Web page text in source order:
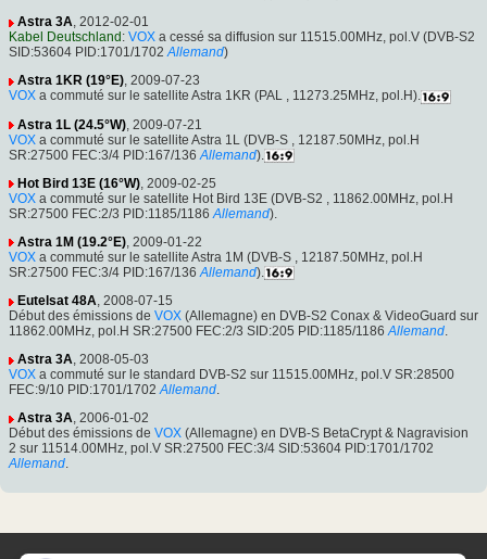
Astra 3A, 2012-02-01
Kabel Deutschland : VOX a cessé sa diffusion sur 11515.00MHz, pol.V (DVB-S2
SID:53604 PID:1701/1702 Allemand)
Astra 1KR (19°E), 2009-07-23
VOX a commuté sur le satellite Astra 1KR (PAL , 11273.25MHz, pol.H).
Astra 1L (24.5°W) , 2009-07-21
VOX a commuté sur le satellite Astra 1L (DVB-S , 12187.50MHz, pol.H
SR:27500 FEC:3/4 PID:167/136 Allemand).
Hot Bird 13E (16°W), 2009-02-25
VOX a commuté sur le satellite Hot Bird 13E (DVB-S2 , 11862.00MHz, pol.H
SR:27500 FEC:2/3 PID:1185/1186 Allemand).
Astra 1M (19.2°E), 2009-01-22
VOX a commuté sur le satellite Astra 1M (DVB-S , 12187.50MHz, pol.H
SR:27500 FEC:3/4 PID:167/136 Allemand).
Eutelsat 48A, 2008-07-15
Début des émissions de VOX (Allemagne) en DVB-S2 Conax & VideoGuard sur
11862.00MHz, pol.H SR:27500 FEC:2/3 SID:205 PID:1185/1186 Allemand.
Astra 3A, 2008-05-03
VOX a commuté sur le standard DVB-S2 sur 11515.00MHz, pol.V SR:28500
FEC:9/10 PID:1701/1702 Allemand.
Astra 3A, 2006-01-02
Début des émissions de VOX (Allemagne) en DVB-S BetaCrypt & Nagravision
2 sur 11514.00MHz, pol.V SR:27500 FEC:3/4 SID:53604 PID:1701/1702
Allemand.